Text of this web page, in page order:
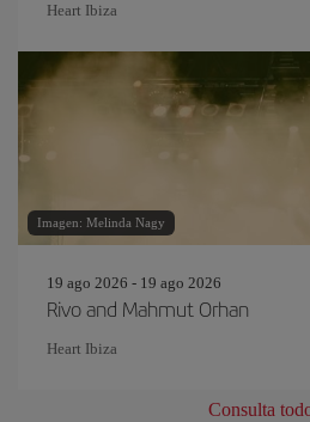
Heart Ibiza
Imagen: Melinda Nagy
19 ago 2026 - 19 ago 2026
Rivo and Mahmut Orhan
Heart Ibiza
Consulta